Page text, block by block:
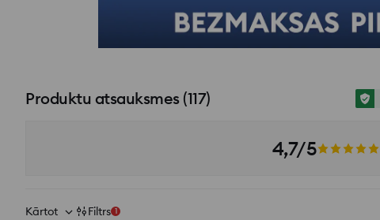
Produktu atsauksmes(117)
4,7/5
Kārtot Filtrs 1